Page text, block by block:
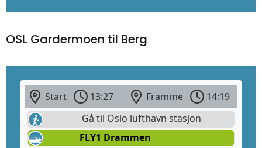
OSL Gardermoen til Berg
Start 13:27 Framme
14:19
Gå til Oslo lufthavn stasjon
FLY1 Drammen